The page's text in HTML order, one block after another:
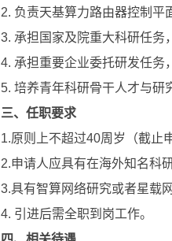
2. 负责天基算力路由器控制平
3. 承担国家及院重大科研任务
4. 承担重要企业委托研发任务
5. 培养青年科研骨干人才与研
三、任职要求
1.原则上不超过40周岁（截止
2.申请人应具有在海外知名科
3.具有智算网络研究或者星载
4. 引进后需全职到岗工作。